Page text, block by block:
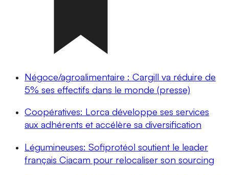
Négoce/agroalimentaire : Cargill va réduire de
5% ses effectifs dans le monde (presse)
Coopératives: Lorca développe ses services
aux adhérents et accélère sa diversification
Légumineuses: Sofiprotéol soutient le leader
français Ciacam pour relocaliser son sourcing